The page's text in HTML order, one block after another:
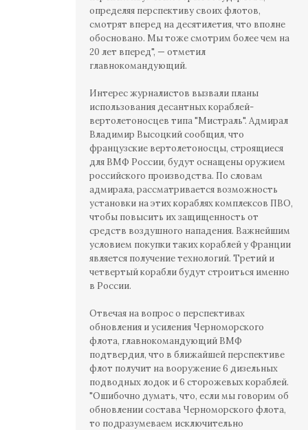
определяя перспективу своих флотов,
смотрят вперед на десятилетия, что вполне
обосновано. Мы тоже смотрим более чем на
20 лет вперед", — отметил
главнокомандующий.
Интерес журналистов вызвали планы
использования десантных кораблей-
вертолетоносцев типа "Мистраль". Адмирал
Владимир Высоцкий сообщил, что
французские вертолетоносцы, строящиеся
для ВМФ России, будут оснащены оружием
российского производства. По словам
адмирала, рассматривается возможность
установки на этих кораблях комплексов ПВО,
чтобы повысить их защищенность от
средств воздушного нападения. Важнейшим
условием покупки таких кораблей у Франции
является получение технологий. Третий и
четвертый корабли будут строиться именно
в России.
Отвечая на вопрос о перспективах
обновления и усиления Черноморского
флота, главнокомандующий ВМФ
подтвердил, что в ближайшей перспективе
флот получит на вооружение 6 дизельных
подводных лодок и 6 сторожевых кораблей.
"Ошибочно думать, что, если мы говорим об
обновлении состава Черноморского флота,
то подразумеваем исключительно